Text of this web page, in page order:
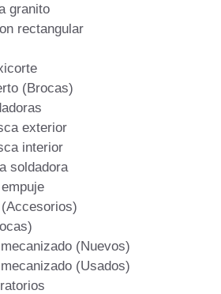
granito
rectangular
(Brocas)
exterior
interior
soldadora
(Nuevos)
(Usados)